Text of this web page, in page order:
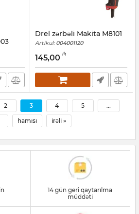
Drel zərbəli Makita M8101
Artikul: 004001120
145,00 ₼
2 3 4 5 ...
hamısı irəli »
14 gün geri qaytarılma
müddəti